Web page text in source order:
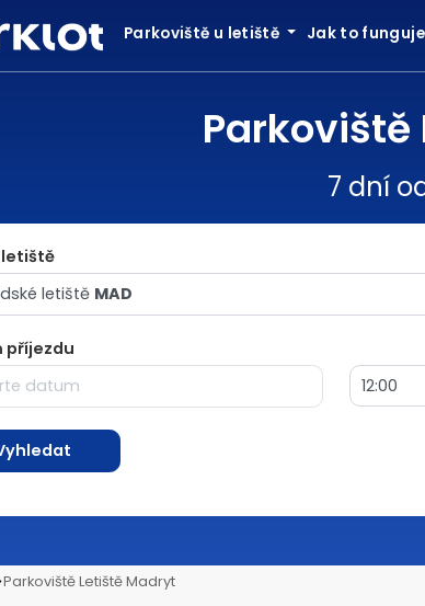
Parkoviště u letiště Jak to
7 dní
letiště MAD
příjezdu
12:00
Parkoviště Letiště Madryt